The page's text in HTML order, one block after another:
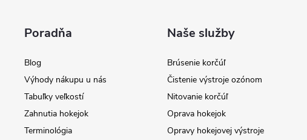
Poradňa
Blog
Výhody nákupu u nás
Tabuľky veľkostí
Zahnutia hokejok
Terminológia
Naše služby
Brúsenie korčúľ
Čistenie výstroje ozónom
Nitovanie korčúľ
Oprava hokejok
Opravy hokejovej výstroje